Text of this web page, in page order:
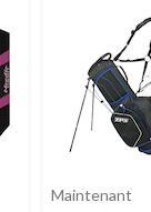
Maintenant